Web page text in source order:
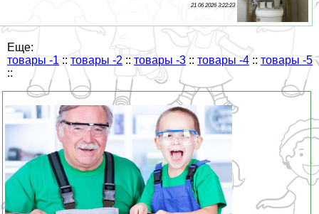
21 06 2026 3:22:23
Еще:
товары -1 :: товары -2 ::товары -3 :: товары -4 :: товары -5
::